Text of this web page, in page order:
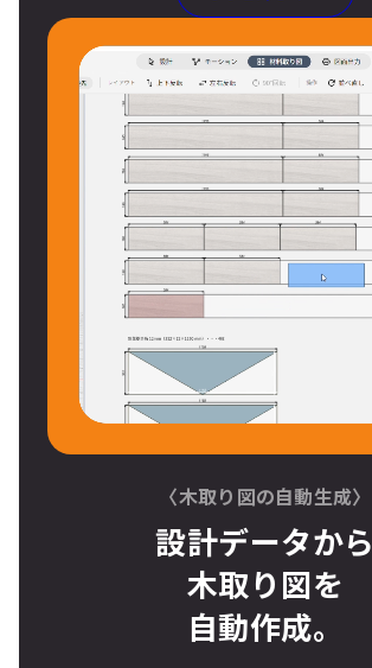
〈木取り図の自動生成〉
設計データから
木取り図を
自動作成。